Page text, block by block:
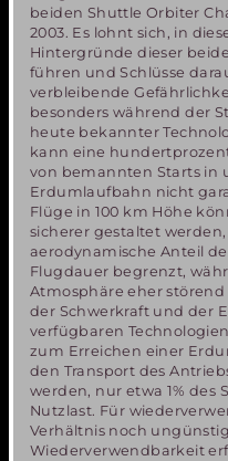
beiden Shuttle Orbiter
2003. Es lohnt sich, in
Hintergründe dieser
führen und Schlüsse
verbleibende
besonders während der
heute bekannter
kann eine
von bemannten Starts in
Erdumlaufbahn nicht
Flüge in 100 km Höhe
sicherer gestaltet
aerodynamische Anteil
Flugdauer begrenzt,
Atmosphäre eher störend
der Schwerkraft und der
verfügbaren
zum Erreichen einer
den Transport des
werden, nur etwa 1% des
Nutzlast. Für
Verhältnis noch
Wiederverwendbarkeit